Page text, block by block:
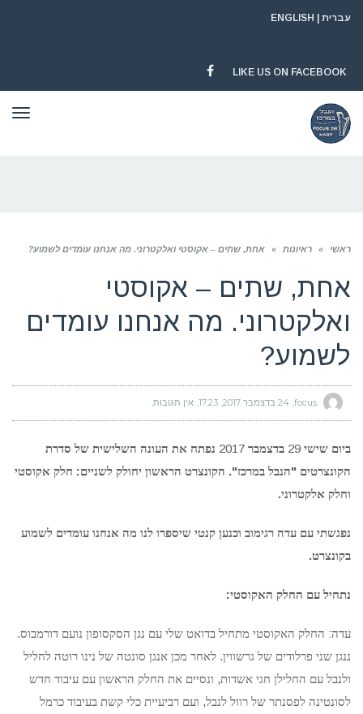
עברית ENGLISH
LIKE US ON FACEBOOK
FACEBOOK
ראשי » ראיונות » אחת, שתים – אקוסטי ואלקטרוני. מה אנחנו עומדים לשמוע?
אחת, שתים – אקוסטי
ואלקטרוני. מה אנחנו עומדים
לשמוע?
24 בדצמבר 2017 17:23 אין תגובות
ביום שישי 29 בדצמבר 2017 נפתח את העונה השלישית של סדרת
הקונצרטים "הנבל במרכז". הקונצרט הראשון יחולק לשניים: חלק אקוסטי
וחלק אלקטרוני.
נפגשתי עם עדה רגימוב וכנען קנטי שיספרו לנו מה אנחנו עומדים לשמוע
בקונצרט.
נתחיל עם החלק האקוסטי:
עדה: החלק האקוסטי מתחיל בדואט שלי עם נגן הסקסופון נועם דורמבוס.
ננגן שני פרלודים של גרשווין. לאחר מכן אנגן סונטה של נינו רוטה לחליל
ולנבל עם החלילן חגי אשדות, ונסיים את החלק הראשון עם עיבוד חדש
לסונטינה לפסנתר של רוול לנבל, ועם רביעיית כלי קשת בעיבוד כרמל